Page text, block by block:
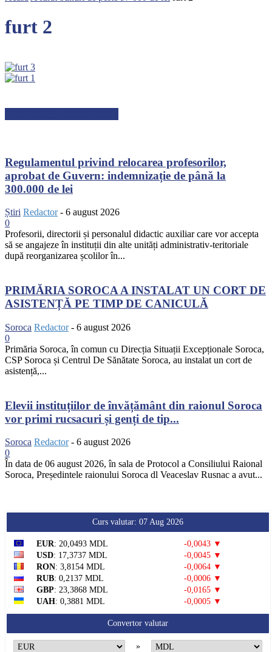
furt 2
Regulamentul privind relocarea profesorilor,
aprobat de Guvern: indemnizație de până la
300.000 de lei
Știri Redactor - 6 august 2026
0
Profesorii, directorii și personalul didactic auxiliar care vor accepta
să se angajeze în instituții din alte unități administrativ-teritoriale
după reorganizarea școlilor în...
PRIMĂRIA SOROCA A INSTALAT UN CORT DE
ASISTENȚĂ PE TIMP DE CANICULĂ
Soroca Redactor - 6 august 2026
0
Primăria Soroca, în comun cu Direcția Situații Excepționale Soroca,
CSP Soroca și Centrul De Sănătate Soroca, au instalat un cort de
asistență,...
Elevii instituțiilor de învățământ din raionul Soroca
vor primi rucsacuri și genți de tip...
Soroca Redactor - 6 august 2026
0
În data de 06 august 2026, în sala de Protocol a Consiliului Raional
Soroca, Președintele raionului Soroca dl Veaceslav Rusnac a avut...
Curs valutar: 07 Aug 2026
EUR: 20,0493 MDL
-0,0043 ▼
USD: 17,3737 MDL
-0,0045 ▼
RON: 3,8154 MDL
-0,0064 ▼
RUB: 0,2137 MDL
-0,0006 ▼
GBP: 23,3868 MDL
-0,0165 ▼
UAH: 0,3881 MDL -0,0005 ▼
Convertor valutar
»